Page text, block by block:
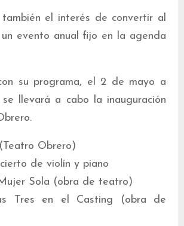
también el interés de convertir al
evento anual fijo en la agenda
su programa, el 2 de mayo a
se llevará a cabo la inauguración
Obrero)
de violín y piano
Sola (obra de teatro)
Tres en el Casting (obra de